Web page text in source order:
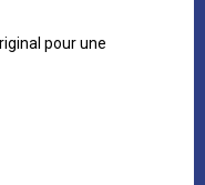
pour une